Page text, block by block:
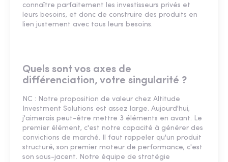
connaître parfaitement les investisseurs privés et
leurs besoins, et donc de construire des produits en
lien justement avec tous leurs besoins.
Quels sont vos axes de
différenciation, votre singularité ?
NC : Notre proposition de valeur chez Altitude
Investment Solutions est assez large. Aujourd'hui,
j'aimerais peut-être mettre 3 éléments en avant. Le
premier élément, c'est notre capacité à générer des
convictions de marché. Il faut rappeler qu'un produit
structuré, son premier moteur de performance, c'est
son sous-jacent. Notre équipe de stratégie